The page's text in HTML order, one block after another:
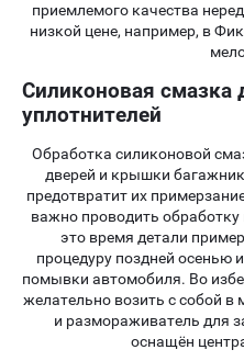
приемлемого качества
низкой цене, например, в
Силиконовая смазка
уплотнителей
Обработка силиконовой
дверей и крышки
предотвратит их
важно проводить обработку
это время детали
процедуру поздней осенью
помывки автомобиля. Во
желательно возить с собой
и размораживатель для
оснащён